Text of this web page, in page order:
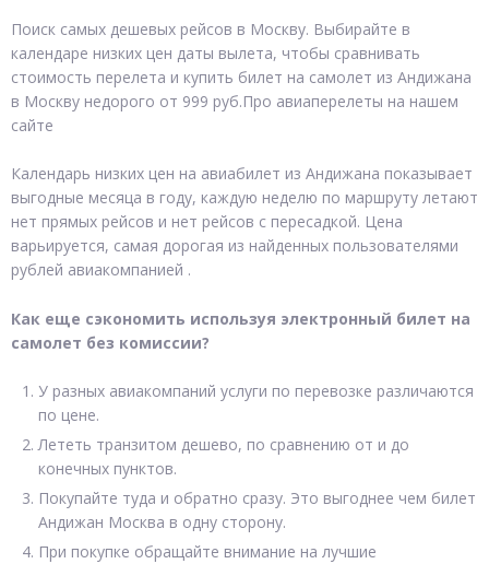
Поиск самых дешевых рейсов в Москву. Выбирайте в
календаре низких цен даты вылета, чтобы сравнивать
стоимость перелета и купить билет на самолет из Андижана
в Москву недорого от 999 руб.Про авиаперелеты на нашем
сайте
Календарь низких цен на авиабилет из Андижана показывает
выгодные месяца в году, каждую неделю по маршруту летают
нет прямых рейсов и нет рейсов с пересадкой. Цена
варьируется, самая дорогая из найденных пользователями
рублей авиакомпанией .
Как еще сэкономить используя электронный билет на
самолет без комиссии?
У разных авиакомпаний услуги по перевозке различаются
по цене.
Лететь транзитом дешево, по сравнению от и до
конечных пунктов.
Покупайте туда и обратно сразу. Это выгоднее чем билет
Андижан Москва в одну сторону.
При покупке обращайте внимание на лучшие